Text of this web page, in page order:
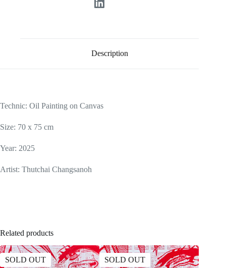
Description
Technic: Oil Painting on Canvas
Size: 70 x 75 cm
Year: 2025
Artist: Thutchai Changsanoh
Related products
SOLD OUT SOLD OUT